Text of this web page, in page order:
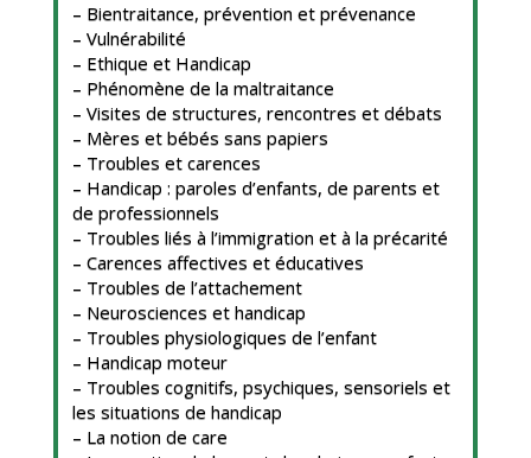
– Bientraitance, prévention et prévenance
– Vulnérabilité
– Ethique et Handicap
– Phénomène de la maltraitance
– Visites de structures, rencontres et débats
– Mères et bébés sans papiers
– Troubles et carences
– Handicap : paroles d’enfants, de parents et
de professionnels
– Troubles liés à l’immigration et à la précarité
– Carences affectives et éducatives
– Troubles de l’attachement
– Neurosciences et handicap
– Troubles physiologiques de l’enfant
– Handicap moteur
– Troubles cognitifs, psychiques, sensoriels et
les situations de handicap
– La notion de care